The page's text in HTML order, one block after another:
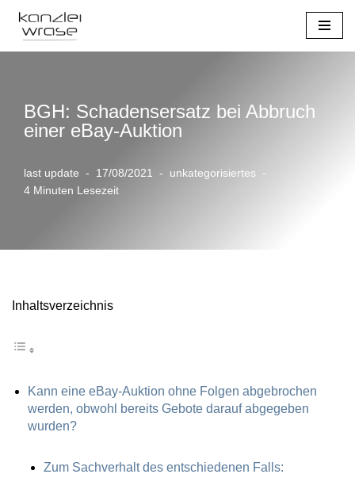
Zum
BGH: Schadensersatz bei Abbruch
einer eBay-Auktion
last update 17/08/2021
unkategorisiertes
4 Minuten Lesezeit
Inhaltsverzeichnis
Kann eine eBay-Auktion ohne Folgen abgebrochen
werden, obwohl bereits Gebote darauf abgegeben
wurden?
Zum Sachverhalt des entschiedenen Falls: